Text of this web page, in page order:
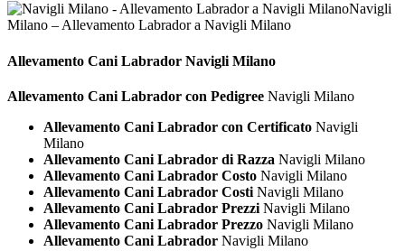
Navigli
Milano – Allevamento Labrador a Navigli Milano
Allevamento Cani Labrador Navigli Milano
Allevamento Cani Labrador con Pedigree Navigli Milano
Allevamento Cani Labrador con Certificato Navigli
Milano
Allevamento Cani Labrador di Razza Navigli Milano
Allevamento Cani Labrador Costo Navigli Milano
Allevamento Cani Labrador Costi Navigli Milano
Allevamento Cani Labrador Prezzi Navigli Milano
Allevamento Cani Labrador Prezzo Navigli Milano
Allevamento Cani Labrador Navigli Milano